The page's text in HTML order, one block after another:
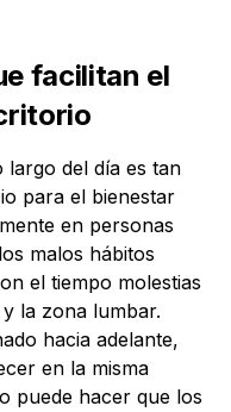
facilitan el
largo del día es tan
para el bienestar
en personas
malos hábitos
el tiempo molestias
la zona lumbar.
hacia adelante,
en la misma
puede hacer que los